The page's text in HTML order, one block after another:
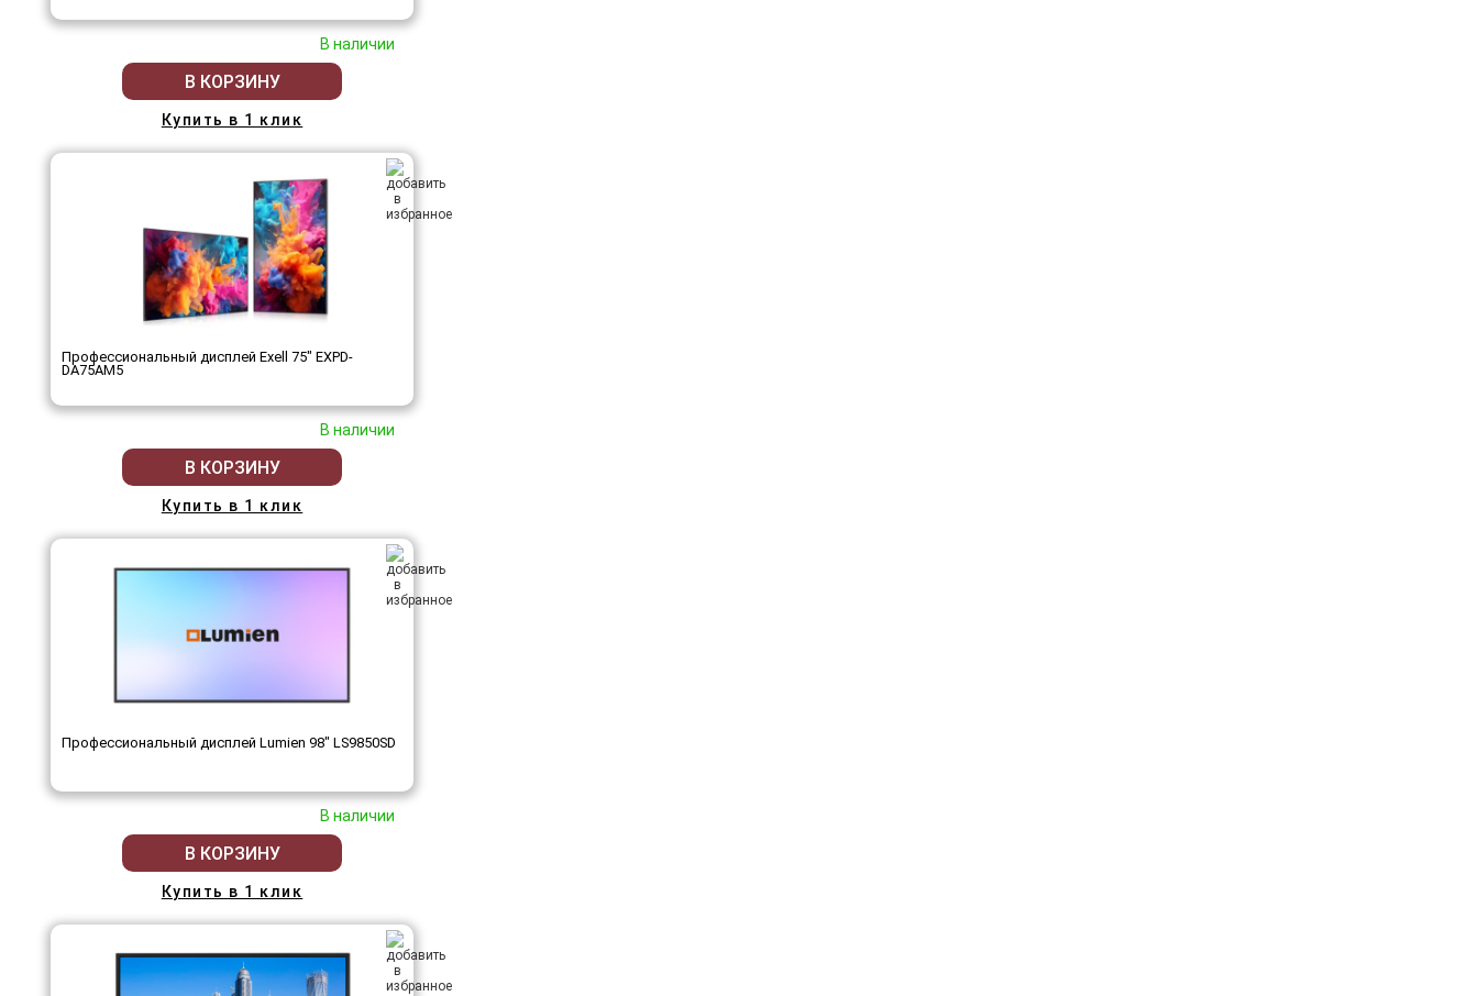
В наличии
В КОРЗИНУ
Купить в 1 клик
Профессиональный дисплей Exell 75" EXPD-
DA75AM5
В наличии
В КОРЗИНУ
Купить в 1 клик
Профессиональный дисплей Lumien 98" LS9850SD
В наличии
В КОРЗИНУ
Купить в 1 клик